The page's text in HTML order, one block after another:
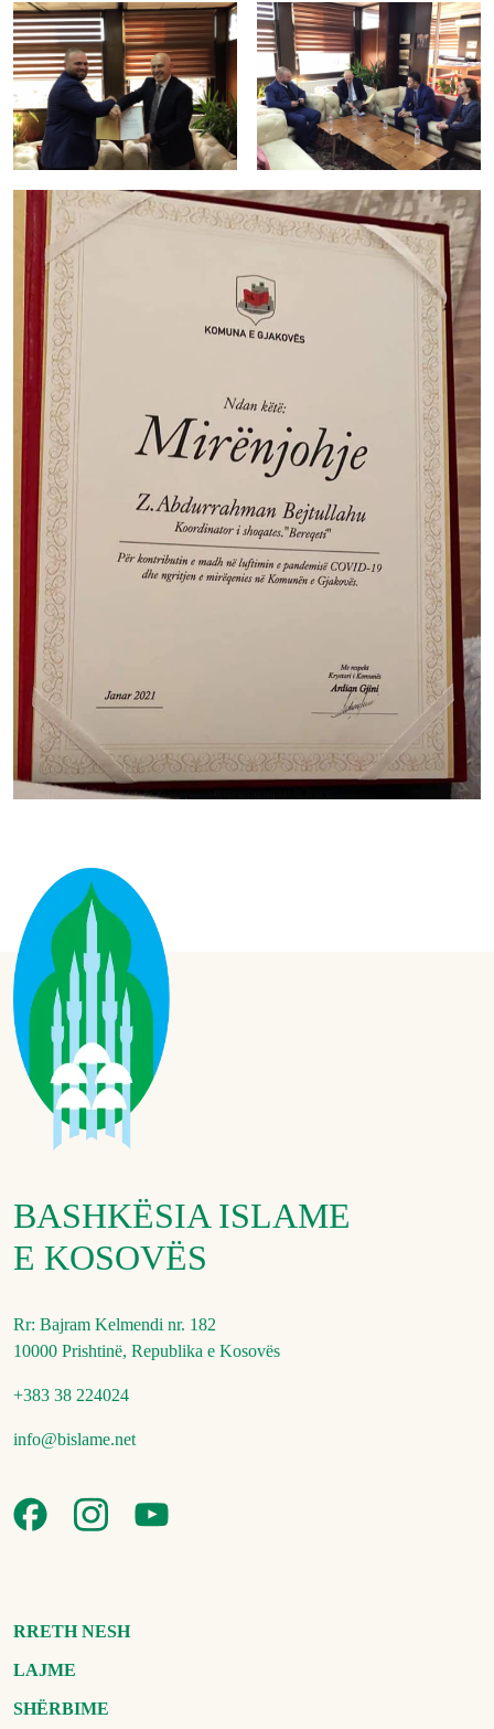
BASHKËSIA ISLAME
E KOSOVËS
Rr: Bajram Kelmendi nr. 182
10000 Prishtinë, Republika e Kosovës
+383 38 224024
info@bislame.net
RRETH NESH
LAJME
SHËRBIME